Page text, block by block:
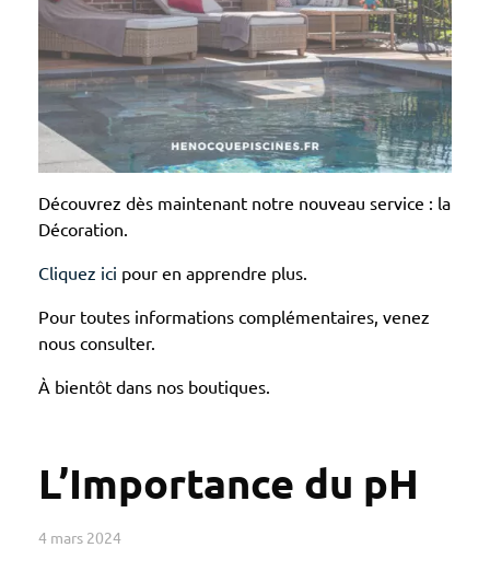
Découvrez dès maintenant notre nouveau service : la
Décoration.
Cliquez ici pour en apprendre plus.
Pour toutes informations complémentaires, venez
nous consulter.
À bientôt dans nos boutiques.
L’Importance du pH
4 mars 2024